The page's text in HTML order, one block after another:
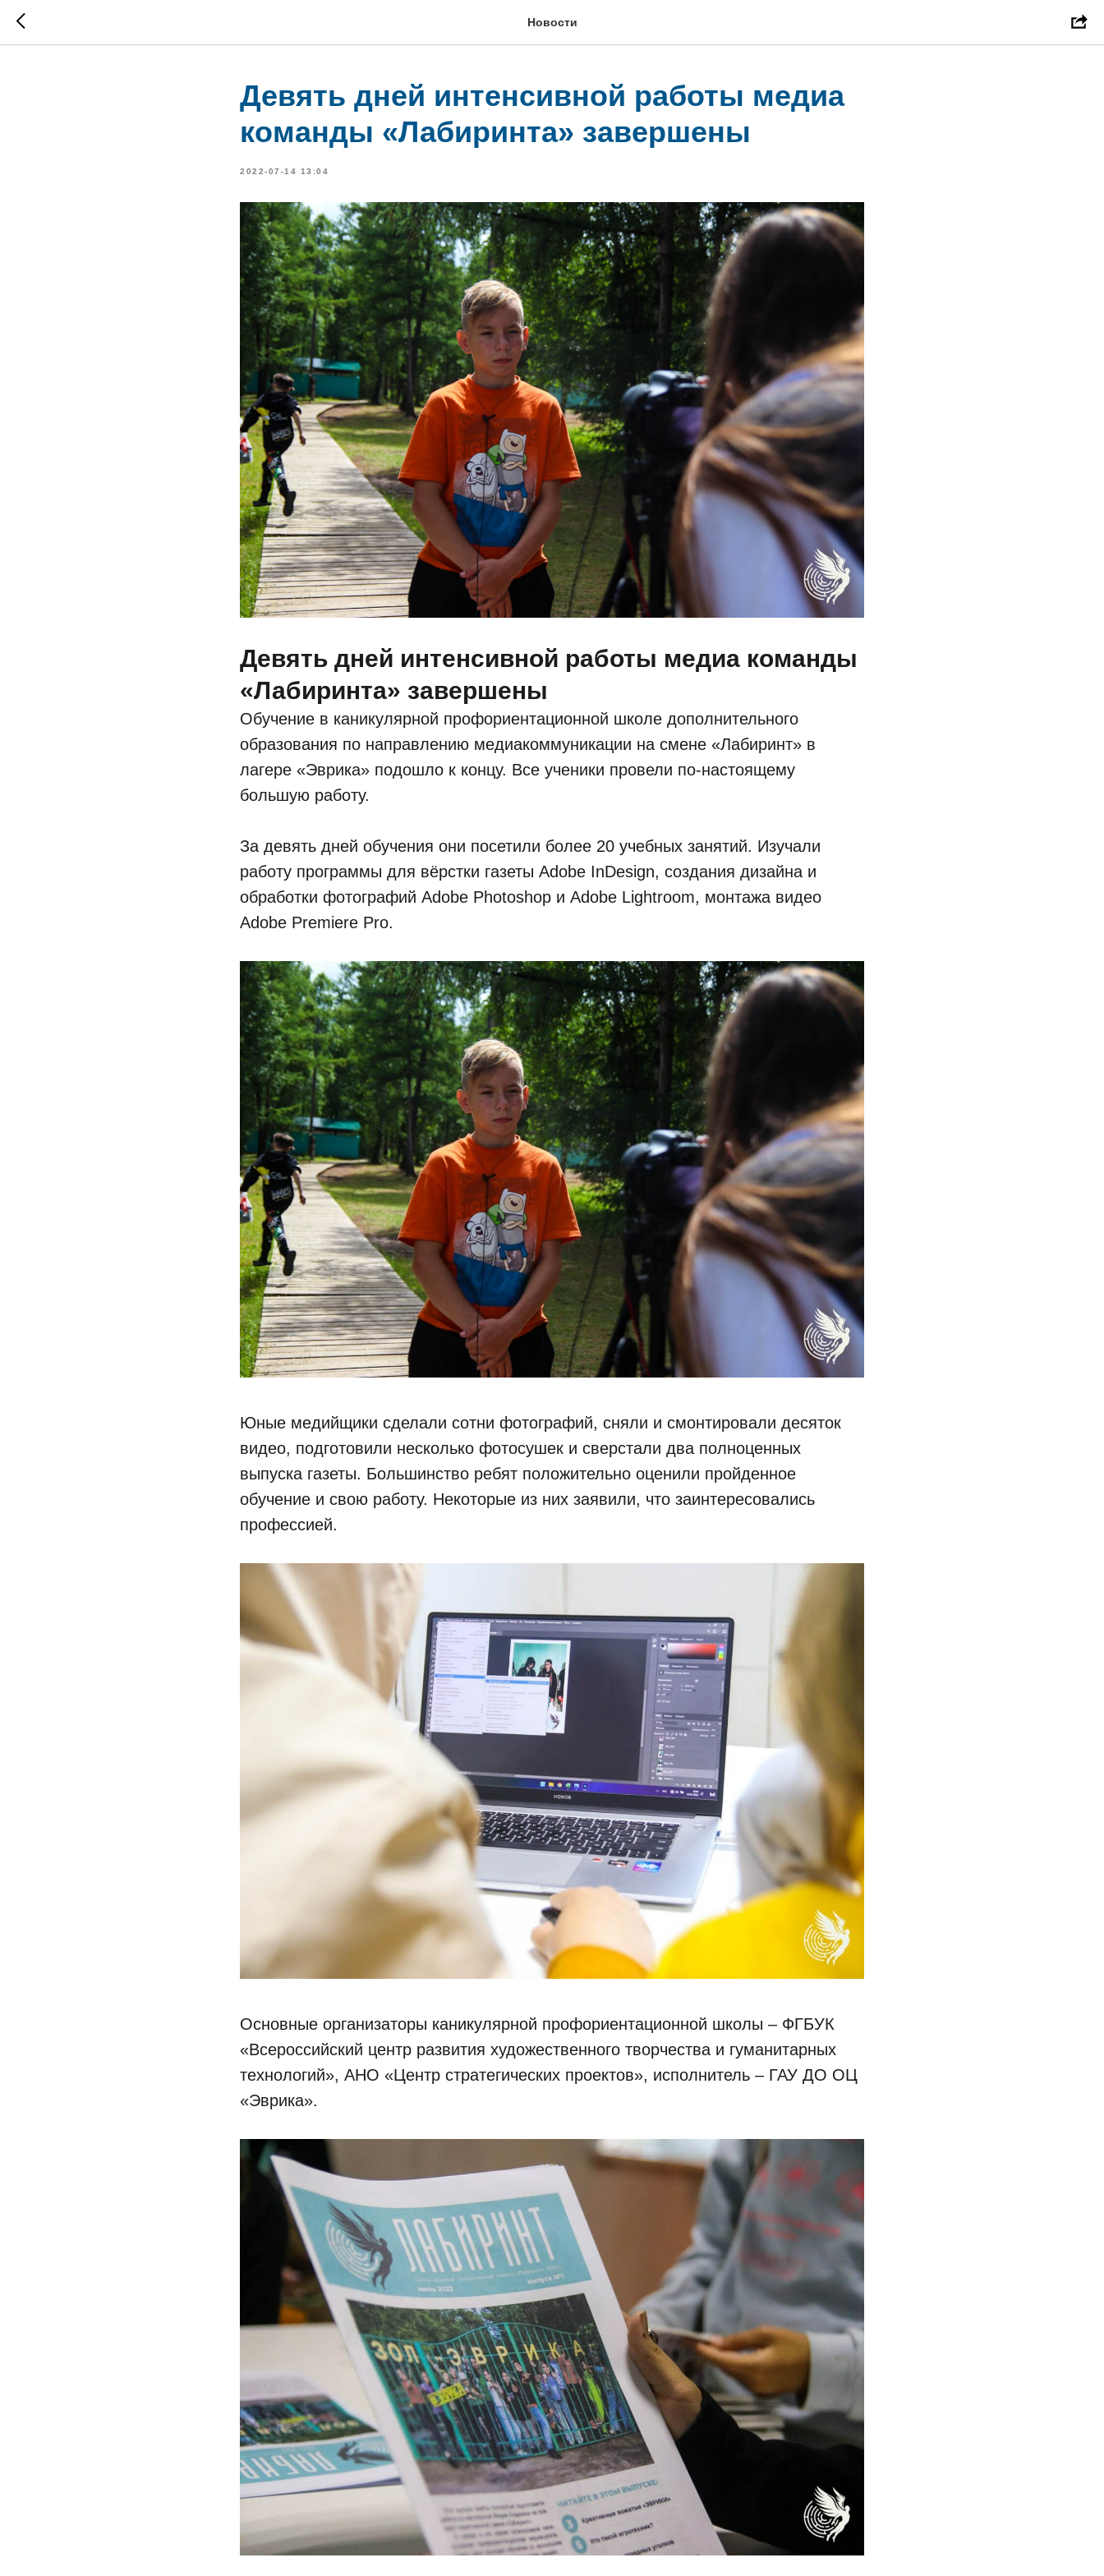
Новости
Девять дней интенсивной работы медиа
команды «Лабиринта» завершены
2022-07-14 13:04
Девять дней интенсивной работы медиа команды
«Лабиринта» завершены
Обучение в каникулярной профориентационной школе дополнительного
образования по направлению медиакоммуникации на смене «Лабиринт» в
лагере «Эврика» подошло к концу. Все ученики провели по-настоящему
большую работу.
За девять дней обучения они посетили более 20 учебных занятий. Изучали
работу программы для вёрстки газеты Adobe InDesign, создания дизайна и
обработки фотографий Adobe Photoshop и Adobe Lightroom, монтажа видео
Adobe Premiere Pro.
Юные медийщики сделали сотни фотографий, сняли и смонтировали десяток
видео, подготовили несколько фотосушек и сверстали два полноценных
выпуска газеты. Большинство ребят положительно оценили пройденное
обучение и свою работу. Некоторые из них заявили, что заинтересовались
профессией.
Основные организаторы каникулярной профориентационной школы – ФГБУК
«Всероссийский центр развития художественного творчества и гуманитарных
технологий», АНО «Центр стратегических проектов», исполнитель – ГАУ ДО ОЦ
«Эврика».